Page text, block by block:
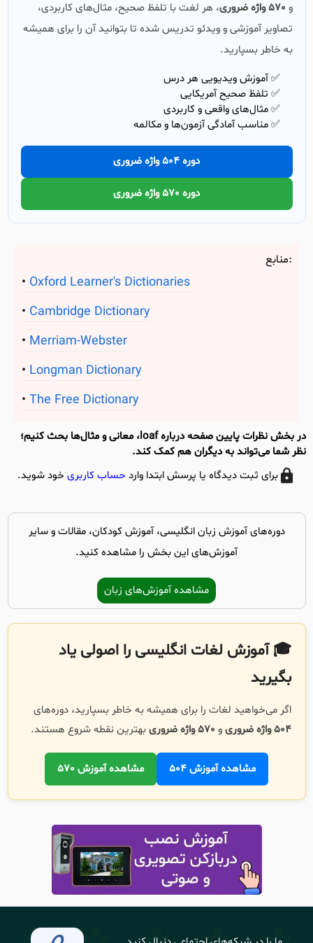
و 570 واژه ضروری
، هر لغت با تلفظ صحیح، مثال‌های کاربردی،
تصاویر آموزشی و ویدئو تدریس شده تا بتوانید آن را برای همیشه
به خاطر بسپارید.
✅ آموزش ویدیویی هر درس
✅ تلفظ صحیح آمریکایی
✅ مثال‌های واقعی و کاربردی
✅ مناسب آمادگی آزمون‌ها و مکالمه
دوره 504 واژه ضروری
دوره 570 واژه ضروری
منابع:
Oxford Learner's Dictionaries
Cambridge Dictionary
Merriam-Webster
Longman Dictionary
The Free Dictionary
در بخش نظرات پایین صفحه درباره loaf، معانی و مثال‌ها بحث کنیم؛
نظر شما می‌تواند به دیگران هم کمک کند.
برای ثبت دیدگاه یا پرسش ابتدا وارد حساب کاربری خود شوید.
دوره‌های آموزش زبان انگلیسی، آموزش کودکان، مقالات و سایر
آموزش‌های این بخش را مشاهده کنید.
مشاهده آموزش‌های زبان
🎓 آموزش لغات انگلیسی را اصولی یاد
بگیرید
اگر می‌خواهید لغات را برای همیشه به خاطر بسپارید، دوره‌های
504 واژه ضروری
و 570 واژه ضروری بهترین نقطه شروع هستند.
مشاهده آموزش 504 مشاهده آموزش 570